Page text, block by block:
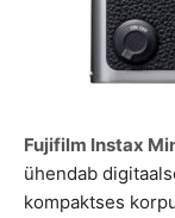
Fujifilm Instax
ühendab
kompaktses